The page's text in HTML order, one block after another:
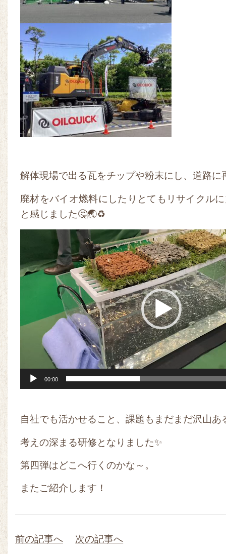
解体現場で出る瓦をチップや粉末にし、道路に
廃材をバイオ燃料にしたりとてもリサイクル
と感じました🤔🌏♻️
プ
ー
00:00
自社でも活かせること、課題もまだまだ沢山あ
考えの深まる研修となりました✨
第四弾はどこへ行くのかな～。
またご紹介します！
前の記事へ 次の記事へ